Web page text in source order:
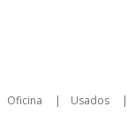
Oficina Usados